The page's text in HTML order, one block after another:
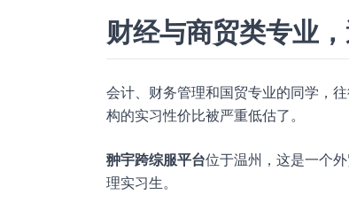
财经与商贸类专业
会计、财务管理和国贸专业的同学，
构的实习性价比被严重低估了。
翀宇跨综服平台位于温州，这是一个
理实习生。